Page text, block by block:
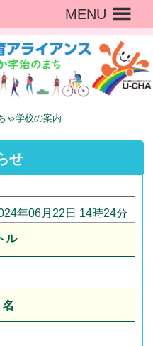
MENU
ゃ学校の案内
せ
年06月22日 14時24分
ル
名